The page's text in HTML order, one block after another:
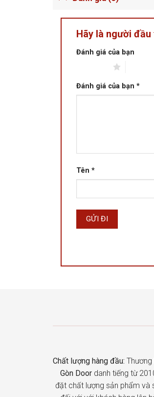
Hãy là người đầu
Đánh giá của bạn
Đánh giá của bạn *
Tên *
Chất lượng hàng đầu: Thương
Gòn Doordanh tiếng từ
đặt chất lượng sản phẩm và